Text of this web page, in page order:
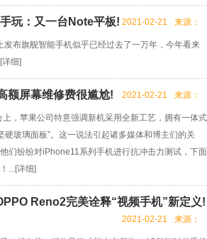
玩：又一台Note平板! 来源：
2021-02-21
发布旗舰智能手机似乎已经过去了一万年，今年看来
详细]
额屏幕维修费很尴尬! 来源：
2021-02-21
，苹果公司特意强调新机采用全新工艺，拥有一体式
硬玻璃面板”。这一说法引起诸多媒体和博主们的关
们纷纷对iPhone11系列手机进行抗冲击力测试，下面
...[详细]
Reno2完美诠释“视频手机”新定义!
来源：
2021-02-21